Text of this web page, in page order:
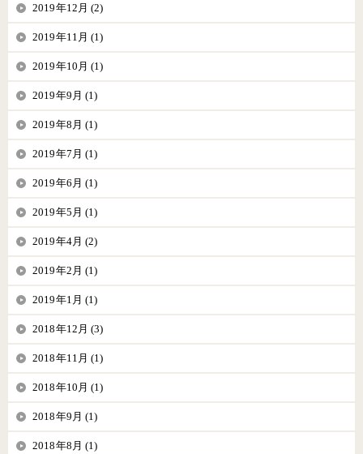
2019年12月 (2)
2019年11月 (1)
2019年10月 (1)
2019年9月 (1)
2019年8月 (1)
2019年7月 (1)
2019年6月 (1)
2019年5月 (1)
2019年4月 (2)
2019年2月 (1)
2019年1月 (1)
2018年12月 (3)
2018年11月 (1)
2018年10月 (1)
2018年9月 (1)
2018年8月 (1)